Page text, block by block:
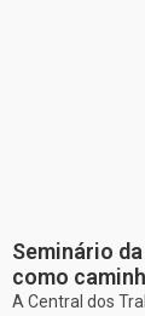
Seminário
como
A Central dos